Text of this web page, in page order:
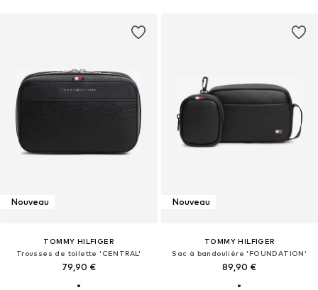
Nouveau
TOMMY HILFIGER
Trousses de toilette 'CENTRAL'
79,90 €
Nouveau
TOMMY HILFIGER
Sac à bandoulière 'FOUNDATION'
89,90 €